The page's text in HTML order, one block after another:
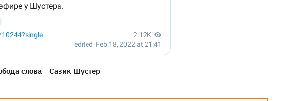
слова Савик Шустер